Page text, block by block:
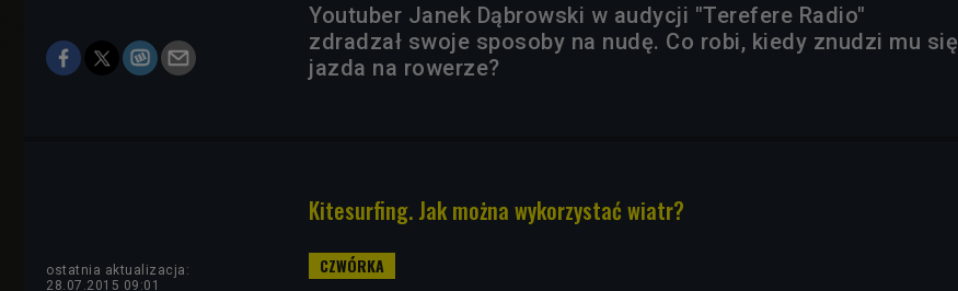
Youtuber Janek Dąbrowski w audycji "Terefere Radio"
zdradzał swoje sposoby na nudę. Co robi, kiedy znudzi mu się
jazda na rowerze?
Kitesurfing. Jak można wykorzystać wiatr?
ostatnia aktualizacja:
28.07.2015 09:01